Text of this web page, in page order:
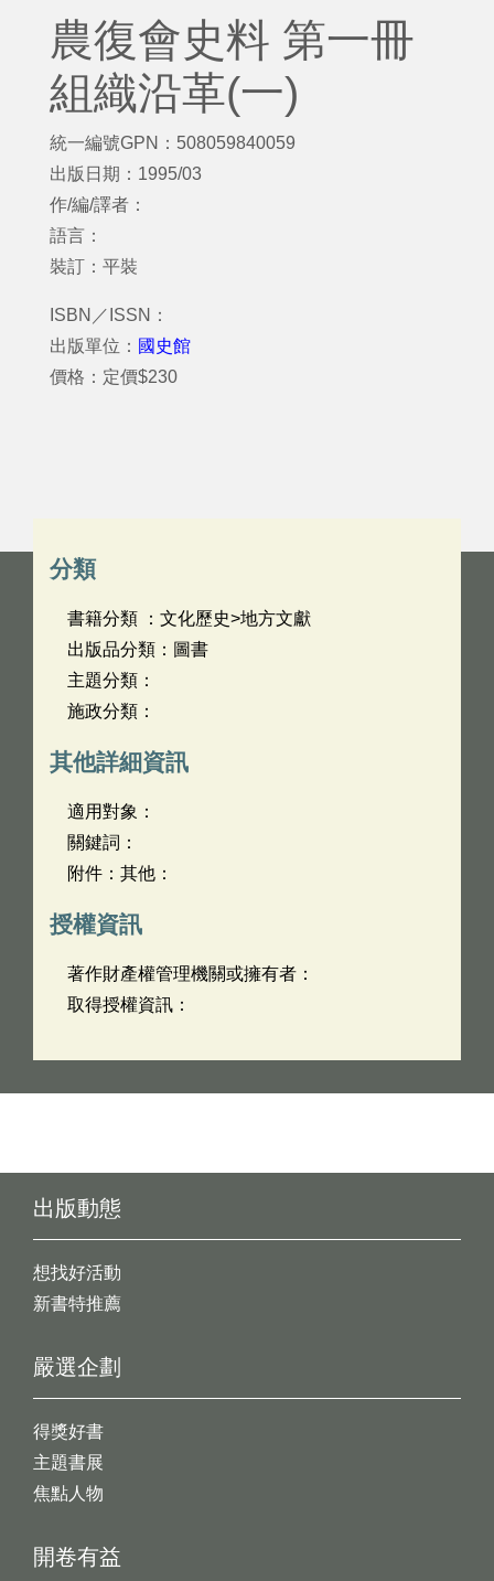
農復會史料 第一冊
組織沿革(一)
統一編號GPN：508059840059
出版日期：1995/03
作/編/譯者：
語言：
裝訂：平裝
ISBN／ISSN：
出版單位： 國史館
價格：定價$230
分類
書籍分類 ：文化歷史>地方文獻
出版品分類：圖書
主題分類：
施政分類：
其他詳細資訊
適用對象：
關鍵詞：
附件：其他：
授權資訊
著作財產權管理機關或擁有者：
取得授權資訊：
出版動態
想找好活動
新書特推薦
開卷有益
嚴選企劃
得獎好書
主題書展
焦點人物